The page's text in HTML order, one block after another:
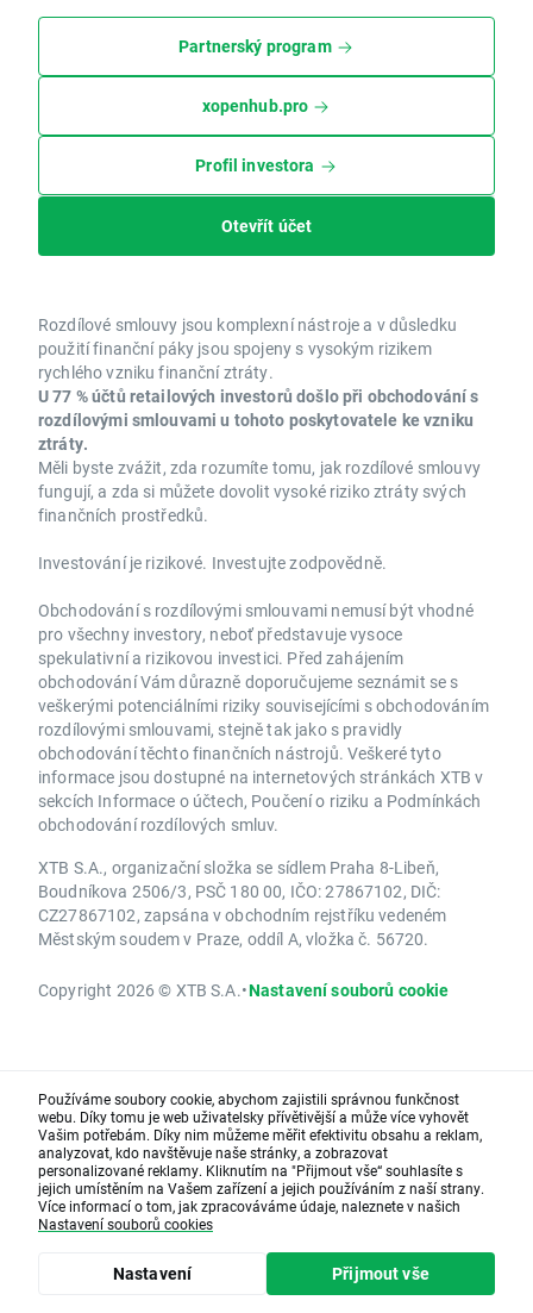
Partnerský program
xopenhub.pro
Profil investora
Otevřít účet
Rozdílové smlouvy jsou komplexní nástroje a v důsledku
použití finanční páky jsou spojeny s vysokým rizikem
rychlého vzniku finanční ztráty.
U 77 % účtů retailových investorů došlo při obchodování s
rozdílovými smlouvami u tohoto poskytovatele ke vzniku
ztráty.
Měli byste zvážit, zda rozumíte tomu, jak rozdílové smlouvy
fungují, a zda si můžete dovolit vysoké riziko ztráty svých
finančních prostředků.
Investování je rizikové. Investujte zodpovědně.
Obchodování s rozdílovými smlouvami nemusí být vhodné
pro všechny investory, neboť představuje vysoce
spekulativní a rizikovou investici. Před zahájením
obchodování Vám důrazně doporučujeme seznámit se s
veškerými potenciálními riziky souvisejícími s obchodováním
rozdílovými smlouvami, stejně tak jako s pravidly
obchodování těchto finančních nástrojů. Veškeré tyto
informace jsou dostupné na internetových stránkách XTB v
sekcích Informace o účtech, Poučení o riziku a Podmínkách
obchodování rozdílových smluv.
XTB S.A., organizační složka se sídlem Praha 8-Libeň,
Boudníkova 2506/3, PSČ 180 00, IČO: 27867102, DIČ:
CZ27867102, zapsána v obchodním rejstříku vedeném
Městským soudem v Praze, oddíl A, vložka č. 56720.
Copyright 2026 © XTB S.A.•Nastavení souborů cookie
Používáme soubory cookie, abychom zajistili správnou funkčnost
webu. Díky tomu je web uživatelsky přívětivější a může více vyhovět
Vašim potřebám. Díky nim můžeme měřit efektivitu obsahu a reklam,
analyzovat, kdo navštěvuje naše stránky, a zobrazovat
personalizované reklamy. Kliknutím na "Přijmout vše“ souhlasíte s
jejich umístěním na Vašem zařízení a jejich používáním z naší strany.
Více informací o tom, jak zpracováváme údaje, naleznete v našich
Nastavení souborů cookies
Nastavení Přijmout vše